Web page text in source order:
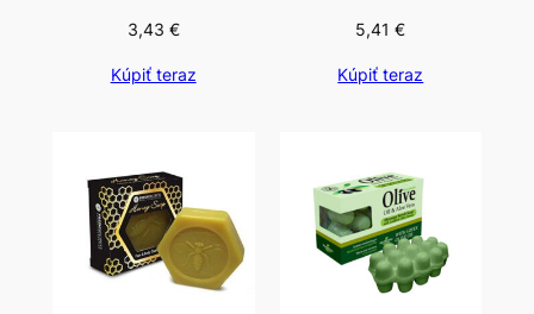
3,43 €
Kúpiť teraz
5,41€
Kúpiť teraz